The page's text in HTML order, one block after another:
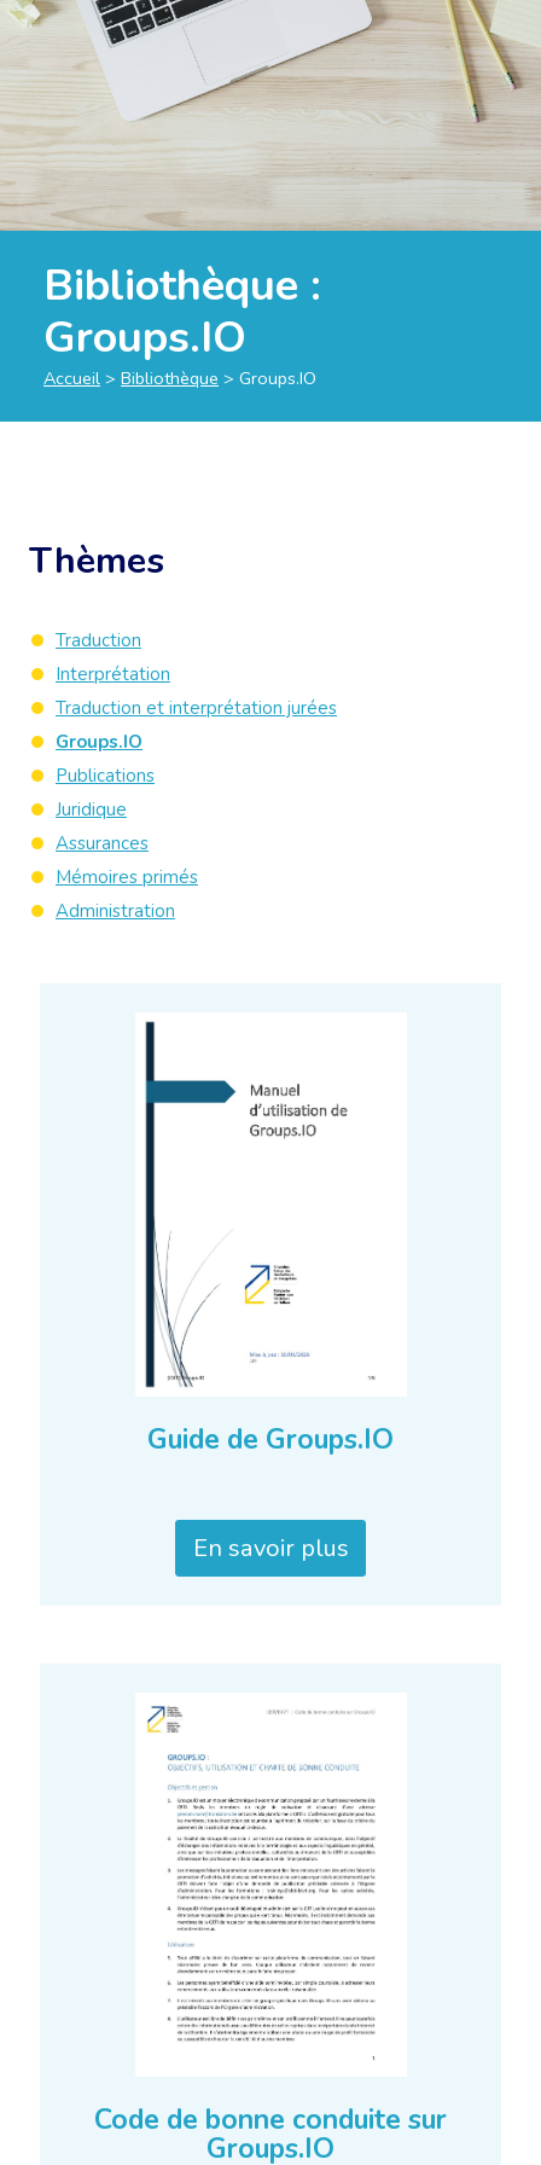
Bibliothèque :
Groups.IO
Accueil > Bibliothèque > Groups.IO
Guide de Groups.IO
En savoir plus
Code de bonne conduite sur
Groups.IO
Thèmes
Traduction
Interprétation
Traduction et interprétation jurées
Groups.IO
Publications
Juridique
Assurances
Mémoires primés
Administration